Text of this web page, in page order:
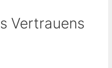
Vertrauens